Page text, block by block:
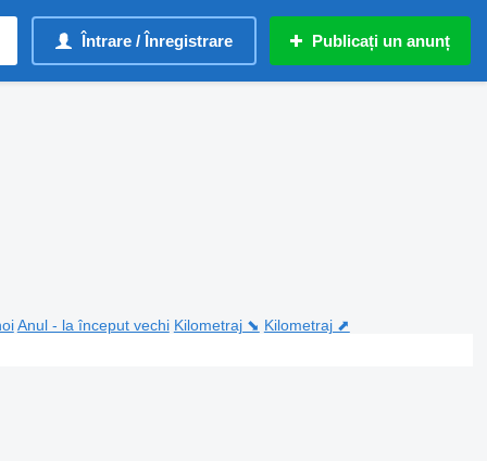
Întrare / Înregistrare Publicați un anunț
Anul - la început vechi Kilometraj ⬊ Kilometraj ⬈